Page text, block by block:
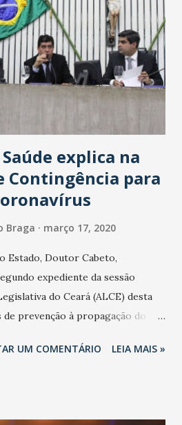
explica na
Contingência para
Braga março 17, 2020
Estado, Doutor Cabeto,
expediente da sessão
do Ceará (ALCE) desta
de prevenção à propagação do
Estado na contenção da
UM COMENTÁRIO LEIA MAIS »